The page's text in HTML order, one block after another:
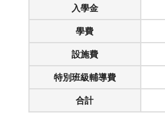
入學金
學費
設施費
特別班級輔導費
合計